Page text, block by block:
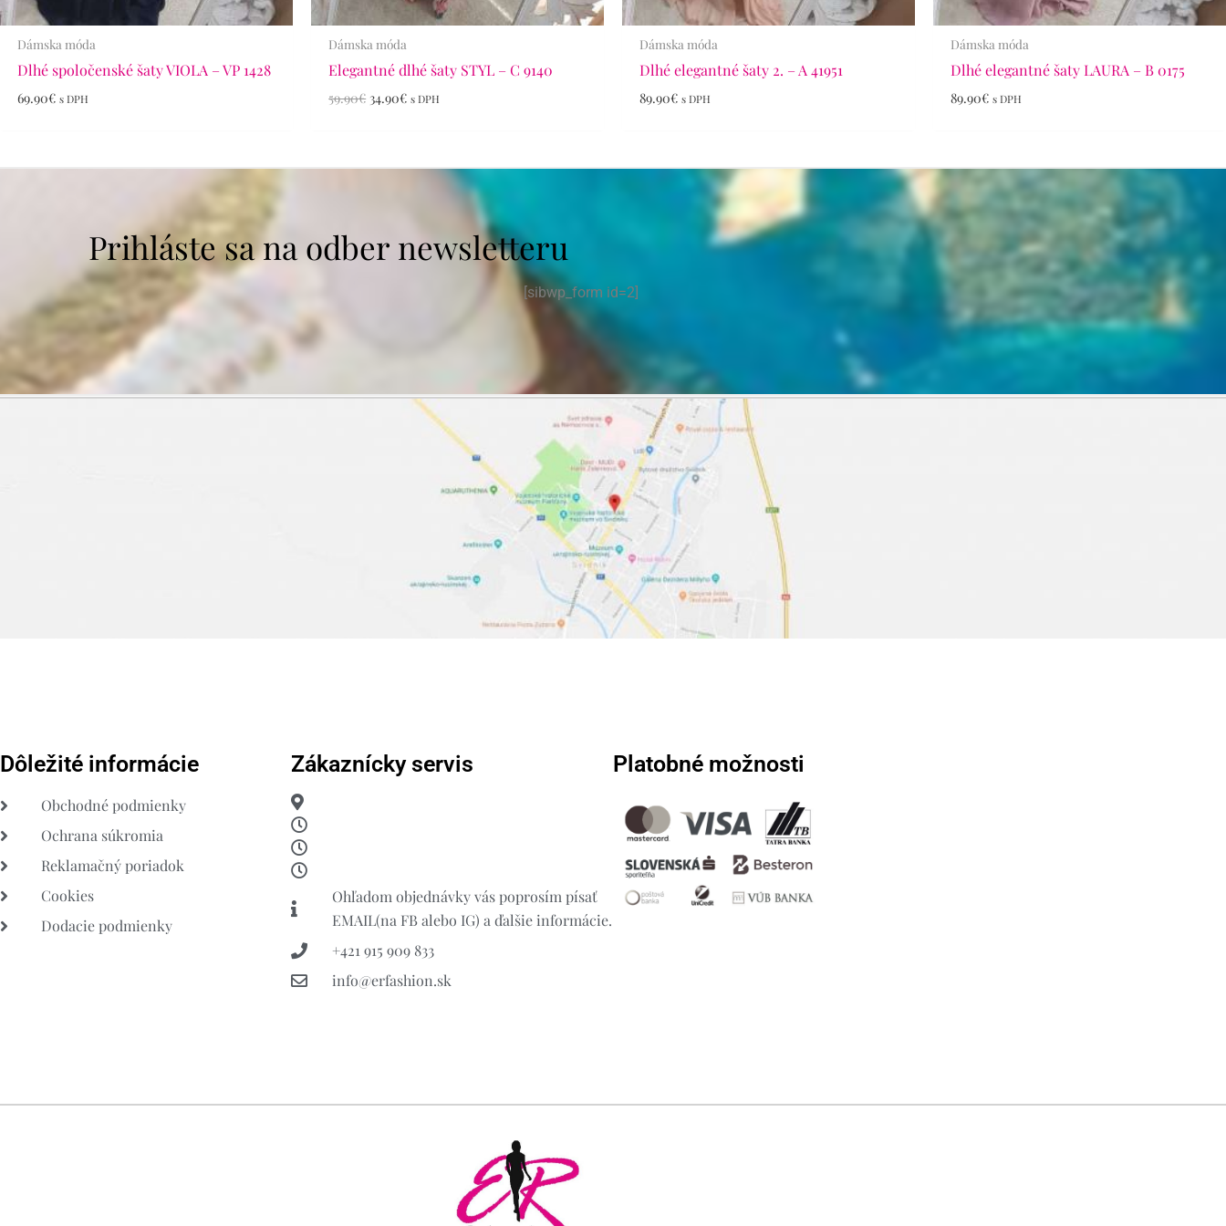
Dámska móda
Dlhé spoločenské šaty VIOLA – VP 1428
69.90€ s DPH
Dámska móda
Elegantné dlhé šaty STYL – C 9140
59.90€ 34.90€ s DPH
Dámska móda
Dlhé elegantné šaty 2. – A 41951
89.90€ s DPH
Dámska móda
Dlhé elegantné šaty LAURA – B 0175
89.90€ s DPH
Prihláste sa na odber newsletteru
[sibwp_form id=2]
Dôležité informácie
Obchodné podmienky
Ochrana súkromia
Reklamačný poriadok
Cookies
Dodacie podmienky
Zákaznícky servis
Ohľadom objednávky vás poprosím písať
EMAIL(na FB alebo IG) a ďalšie informácie.
+421 915 909 833
info@erfashion.sk
Platobné možnosti